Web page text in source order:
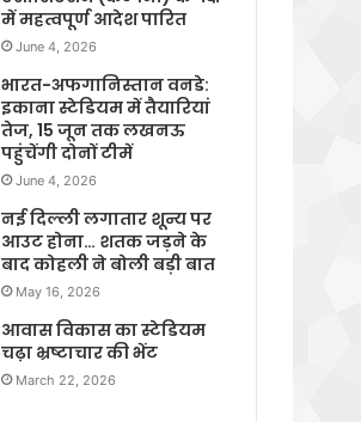
में महत्वपूर्ण आदेश पारित
June 4, 2026
भारत-अफगानिस्तान वनडे:
इकाना स्टेडियम में तैयारियां
तेज, 15 जून तक लखनऊ
पहुंचेंगी दोनों टीमें
June 4, 2026
नई दिल्ली लगातार शून्य पर
आउट होना… शतक जड़ने के
बाद कोहली ने बोली बड़ी बात
May 16, 2026
आवास विकास का स्टेडियम
चढ़ा भ्रष्टाचार की भेंट
March 22, 2026